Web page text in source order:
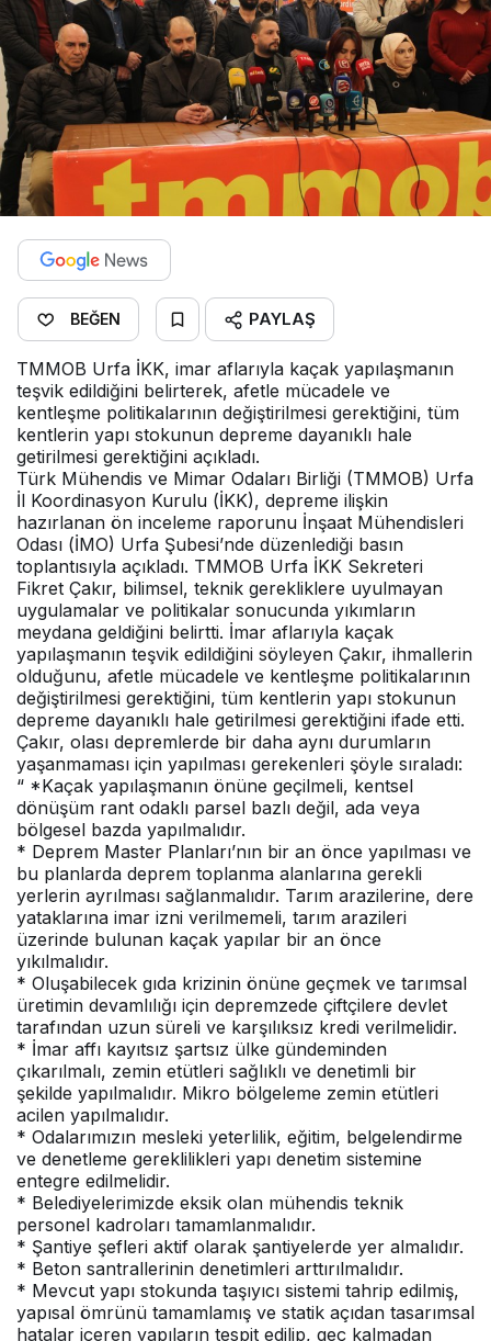
BEĞEN PAYLAŞ
TMMOB Urfa İKK, imar aflarıyla kaçak yapılaşmanın
teşvik edildiğini belirterek, afetle mücadele ve
kentleşme politikalarının değiştirilmesi gerektiğini, tüm
kentlerin yapı stokunun depreme dayanıklı hale
getirilmesi gerektiğini açıkladı.
Türk Mühendis ve Mimar Odaları Birliği (TMMOB) Urfa
İl Koordinasyon Kurulu (İKK), depreme ilişkin
hazırlanan ön inceleme raporunu İnşaat Mühendisleri
Odası (İMO) Urfa Şubesi’nde düzenlediği basın
toplantısıyla açıkladı. TMMOB Urfa İKK Sekreteri
Fikret Çakır, bilimsel, teknik gerekliklere uyulmayan
uygulamalar ve politikalar sonucunda yıkımların
meydana geldiğini belirtti. İmar aflarıyla kaçak
yapılaşmanın teşvik edildiğini söyleyen Çakır, ihmallerin
olduğunu, afetle mücadele ve kentleşme politikalarının
değiştirilmesi gerektiğini, tüm kentlerin yapı stokunun
depreme dayanıklı hale getirilmesi gerektiğini ifade etti.
Çakır, olası depremlerde bir daha aynı durumların
yaşanmaması için yapılması gerekenleri şöyle sıraladı:
“ *Kaçak yapılaşmanın önüne geçilmeli, kentsel
dönüşüm rant odaklı parsel bazlı değil, ada veya
bölgesel bazda yapılmalıdır.
* Deprem Master Planları’nın bir an önce yapılması ve
bu planlarda deprem toplanma alanlarına gerekli
yerlerin ayrılması sağlanmalıdır. Tarım arazilerine, dere
yataklarına imar izni verilmemeli, tarım arazileri
üzerinde bulunan kaçak yapılar bir an önce
yıkılmalıdır.
* Oluşabilecek gıda krizinin önüne geçmek ve tarımsal
üretimin devamlılığı için depremzede çiftçilere devlet
tarafından uzun süreli ve karşılıksız kredi verilmelidir.
* İmar affı kayıtsız şartsız ülke gündeminden
çıkarılmalı, zemin etütleri sağlıklı ve denetimli bir
şekilde yapılmalıdır. Mikro bölgeleme zemin etütleri
acilen yapılmalıdır.
* Odalarımızın mesleki yeterlilik, eğitim, belgelendirme
ve denetleme gereklilikleri yapı denetim sistemine
entegre edilmelidir.
* Belediyelerimizde eksik olan mühendis teknik
personel kadroları tamamlanmalıdır.
* Şantiye şefleri aktif olarak şantiyelerde yer almalıdır.
* Beton santrallerinin denetimleri arttırılmalıdır.
* Mevcut yapı stokunda taşıyıcı sistemi tahrip edilmiş,
yapısal ömrünü tamamlamış ve statik açıdan tasarımsal
hatalar içeren yapıların tespit edilip, geç kalmadan